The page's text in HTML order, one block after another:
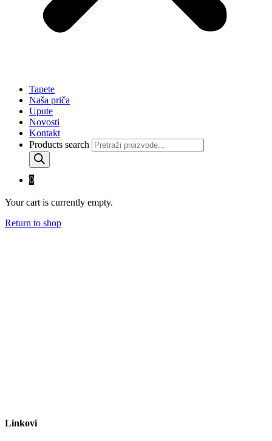
Tapete
Naša priča
Upute
Novosti
Kontakt
Products search
0
Your cart is currently empty.
Return to shop
Linkovi